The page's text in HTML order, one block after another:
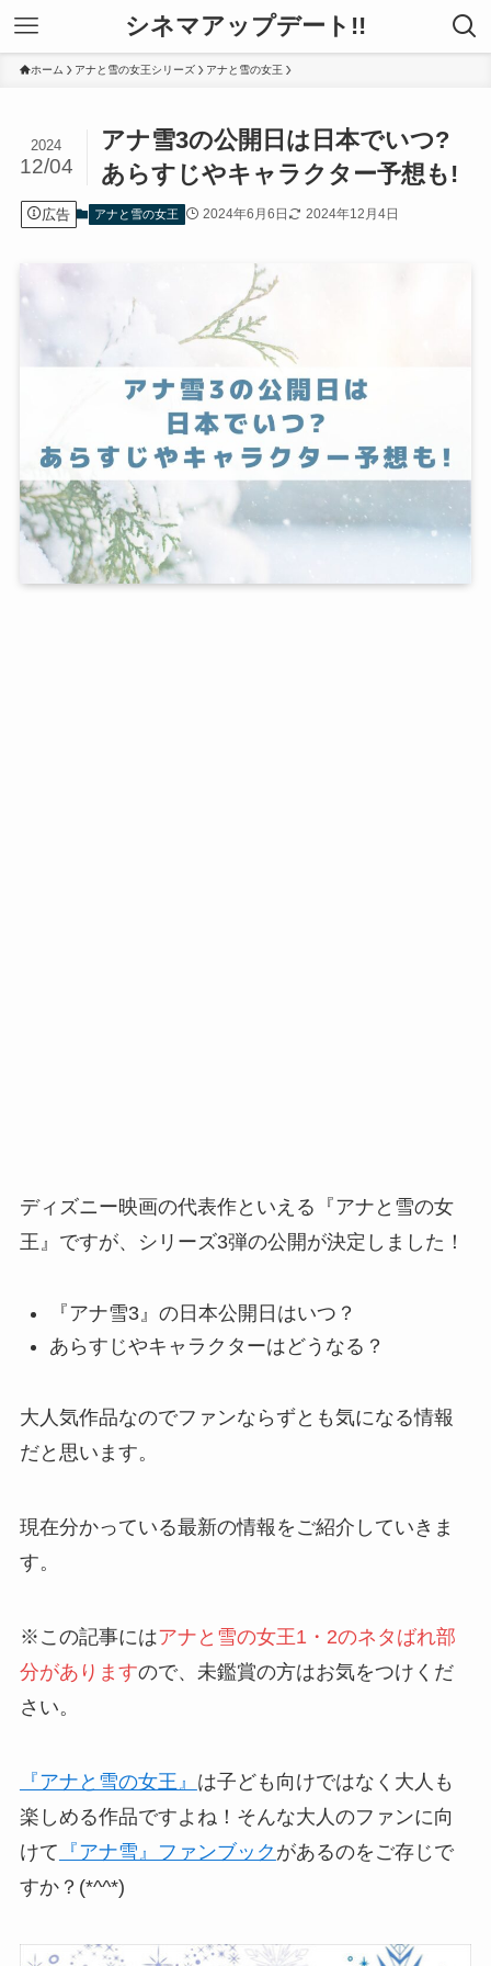
シネマアップデート!!
ホーム アナと雪の女王シリーズ アナと雪の女王
アナ雪3の公開日は日本でいつ?
あらすじやキャラクター予想も!
2024
12/04
広告 アナと雪の女王 2024年6月6日 2024年12月4日
ディズニー映画の代表作といえる『アナと雪の女
王』ですが、シリーズ3弾の公開が決定しました！
『アナ雪3』の日本公開日はいつ？
あらすじやキャラクターはどうなる？
大人気作品なのでファンならずとも気になる情報
だと思います。
現在分かっている最新の情報をご紹介していきま
す。
※この記事にはアナと雪の女王1・2のネタばれ部
分がありますので、未鑑賞の方はお気をつけくだ
さい。
『アナと雪の女王』 は子ども向けではなく大人も
楽しめる作品ですよね！そんな大人のファンに向
けて 『アナ雪』ファンブック があるのをご存じで
すか？(*^^*)